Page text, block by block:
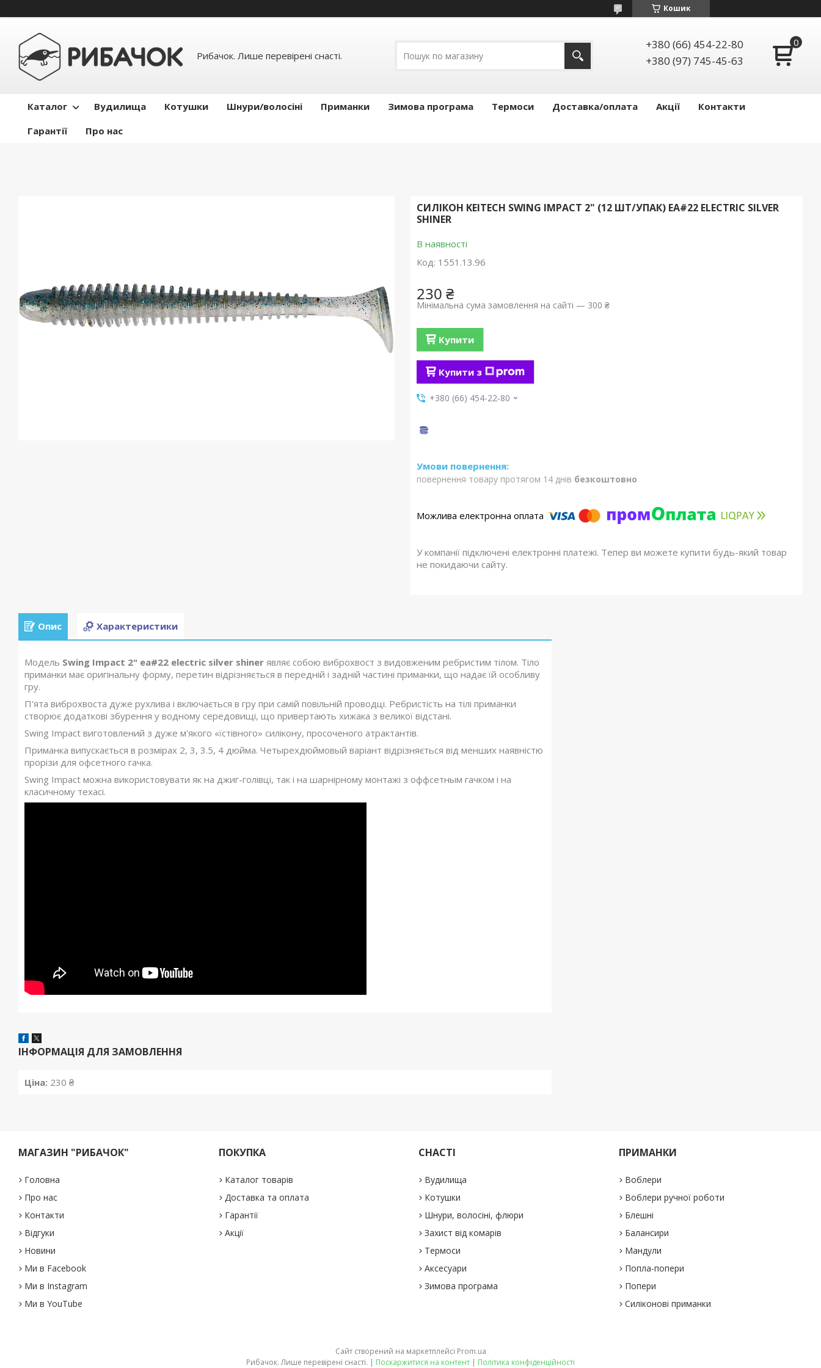
Кошик
Рибачок. Лише перевірені снасті.
+380 (66) 454-22-80
+380 (97) 745-45-63
Каталог Вудилища Котушки Шнури/волосіні Приманки Зимова програма Термоси Доставка/оплата Акції
Контакти
Гарантії
Про нас
СИЛІКОН KEITECH SWING IMPACT 2" (12 ШТ/УПАК) EA#22 ELECTRIC SILVER
SHINER
В наявності
Код: 1551.13.96
230 ₴
Мінімальна сума замовлення на сайті — 300 ₴
Купити
Купити з
+380 (66) 454-22-80
повернення товару протягом 14 днів безкоштовно
У компанії підключені електронні платежі. Тепер ви можете купити будь-який товар
не покидаючи сайту.
Опис Характеристики
Модель Swing Impact 2" ea#22 electric silver shiner являє собою виброхвост з видовженим ребристим тілом. Тіло
приманки має оригінальну форму, перетин відрізняється в передній і задній частині приманки, що надає їй особливу
гру.
П'ята виброхвоста дуже рухлива і включається в гру при самій повільній проводці. Ребристість на тілі приманки
створює додаткові збурення у водному середовищі, що привертають хижака з великої відстані.
Swing Impact виготовлений з дуже м'якого «їстівного» силікону, просоченого атрактантів.
Приманка випускається в розмірах 2, 3, 3.5, 4 дюйма. Четырехдюймовый варіант відрізняється від менших наявністю
прорізи для офсетного гачка.
Swing Impact можна використовувати як на джиг-голівці, так і на шарнірному монтажі з оффсетным гачком і на
класичному техасі.
ІНФОРМАЦІЯ ДЛЯ ЗАМОВЛЕННЯ
Ціна: 230 ₴
МАГАЗИН "РИБАЧОК"
Головна
Про нас
Контакти
Відгуки
Новини
Ми в Facebook
Ми в Instagram
Ми в YouTube
ПОКУПКА
Каталог товарів
Доставка та оплата
Гарантії
Акції
СНАСТІ
Вудилища
Котушки
Шнури, волосіні, флюри
Захист від комарів
Термоси
Аксесуари
Зимова програма
ПРИМАНКИ
Воблери
Воблери ручної роботи
Блешні
Балансири
Мандули
Попла-попери
Попери
Силіконові приманки
Сайт створений на маркетплейсі Prom.ua
Рибачок. Лише перевірені снасті. | Поскаржитися на контент | Політика конфіденційності